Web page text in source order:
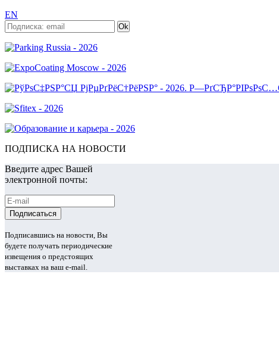
EN
ПОДПИСКА НА НОВОСТИ
Введите адрес Вашей
электронной почты:
Подписавшись на новости, Вы
будете получать периодические
извещения о предстоящих
выставках на ваш e-mail.